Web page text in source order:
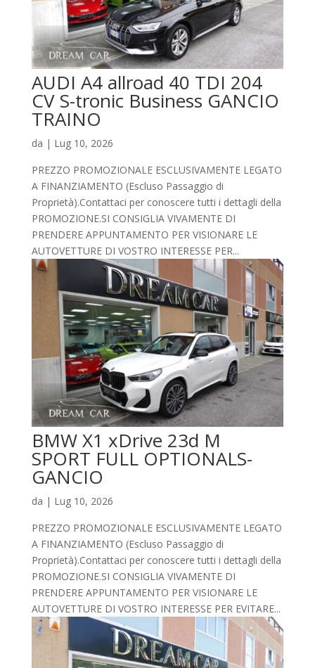
AUDI A4 allroad 40 TDI 204
CV S-tronic Business GANCIO
TRAINO
da | Lug 10, 2026
PREZZO PROMOZIONALE ESCLUSIVAMENTE LEGATO
A FINANZIAMENTO (Escluso Passaggio di
Proprietà).Contattaci per conoscere tutti i dettagli della
PROMOZIONE.SI CONSIGLIA VIVAMENTE DI
PRENDERE APPUNTAMENTO PER VISIONARE LE
AUTOVETTURE DI VOSTRO INTERESSE PER...
BMW X1 xDrive 23d M
SPORT FULL OPTIONALS-
GANCIO
da | Lug 10, 2026
PREZZO PROMOZIONALE ESCLUSIVAMENTE LEGATO
A FINANZIAMENTO (Escluso Passaggio di
Proprietà).Contattaci per conoscere tutti i dettagli della
PROMOZIONE.SI CONSIGLIA VIVAMENTE DI
PRENDERE APPUNTAMENTO PER VISIONARE LE
AUTOVETTURE DI VOSTRO INTERESSE PER EVITARE...